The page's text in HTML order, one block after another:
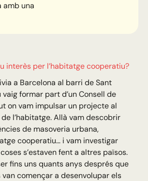
amb una
interès per l’habitatge cooperatiu?
a Barcelona al barri de Sant
vaig formar part d’un Consell de
on vam impulsar un projecte al
l’habitatge. Allà vam descobrir
de masoveria urbana,
cooperatiu… i vam investigar
s’estaven fent a altres països.
fins uns quants anys després que
van començar a desenvolupar els